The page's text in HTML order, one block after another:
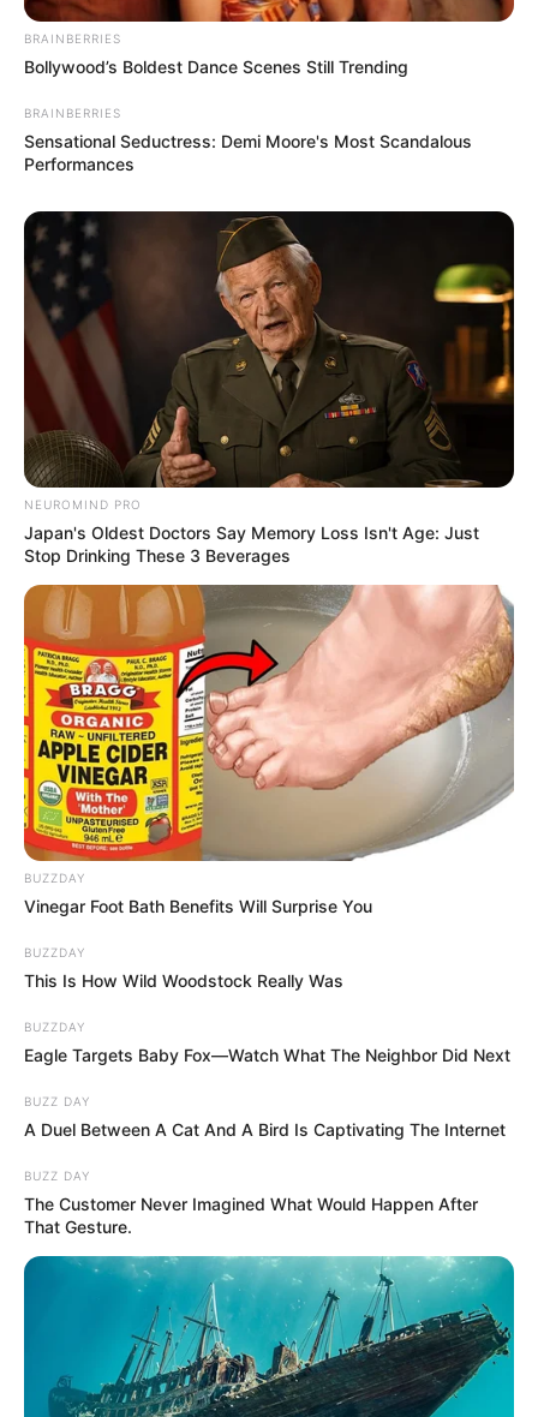
BRAINBERRIES
Bollywood’s Boldest Dance Scenes Still Trending
BRAINBERRIES
Sensational Seductress: Demi Moore's Most Scandalous
Performances
NEUROMIND PRO
Japan's Oldest Doctors Say Memory Loss Isn't Age: Just
Stop Drinking These 3 Beverages
BUZZDAY
Vinegar Foot Bath Benefits Will Surprise You
BUZZDAY
This Is How Wild Woodstock Really Was
BUZZDAY
Eagle Targets Baby Fox—Watch What The Neighbor Did Next
BUZZ DAY
A Duel Between A Cat And A Bird Is Captivating The Internet
BUZZ DAY
The Customer Never Imagined What Would Happen After
That Gesture.